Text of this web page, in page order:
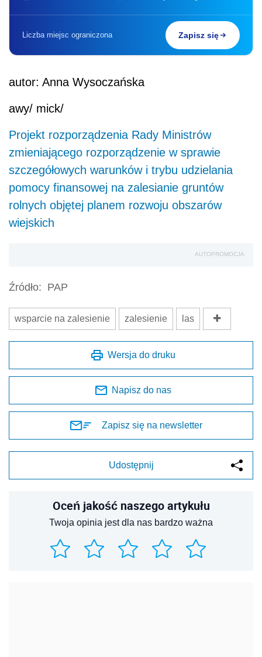
Liczba miejsc ograniczona Zapisz się
autor: Anna Wysoczańska
awy/ mick/
Projekt rozporządzenia Rady Ministrów
zmieniającego rozporządzenie w sprawie
szczegółowych warunków i trybu udzielania
pomocy finansowej na zalesianie gruntów
rolnych objętej planem rozwoju obszarów
wiejskich
AUTOPROMOCJA
Źródło: PAP
wsparcie na zalesienie zalesienie las
Wersja do druku
Napisz do nas
Zapisz się na newsletter
Udostępnij
Oceń jakość naszego artykułu
Twoja opinia jest dla nas bardzo ważna